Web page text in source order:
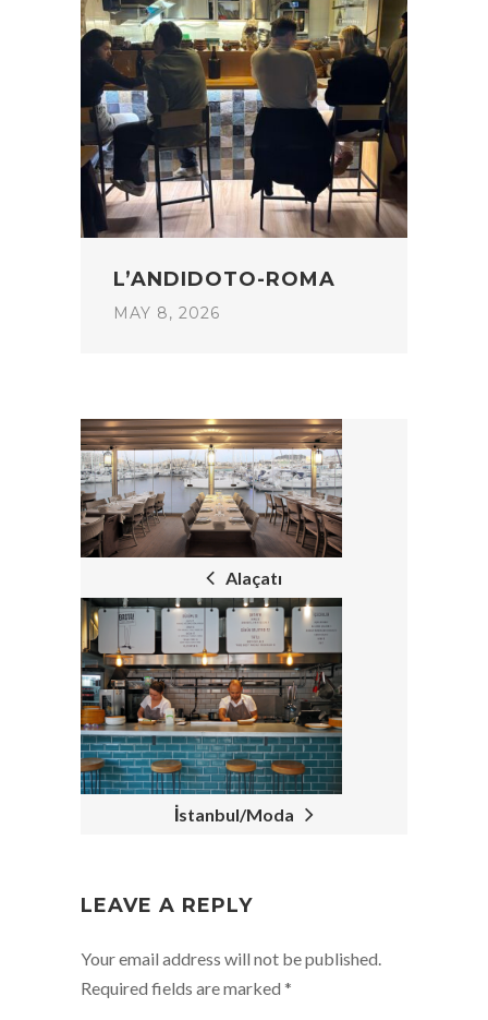
L’ANDIDOTO-ROMA
MAY 8, 2026
POST
NAVIGATION
Alaçatı
İstanbul/Moda
LEAVE A REPLY
Your email address will not be published.
Required fields are marked *